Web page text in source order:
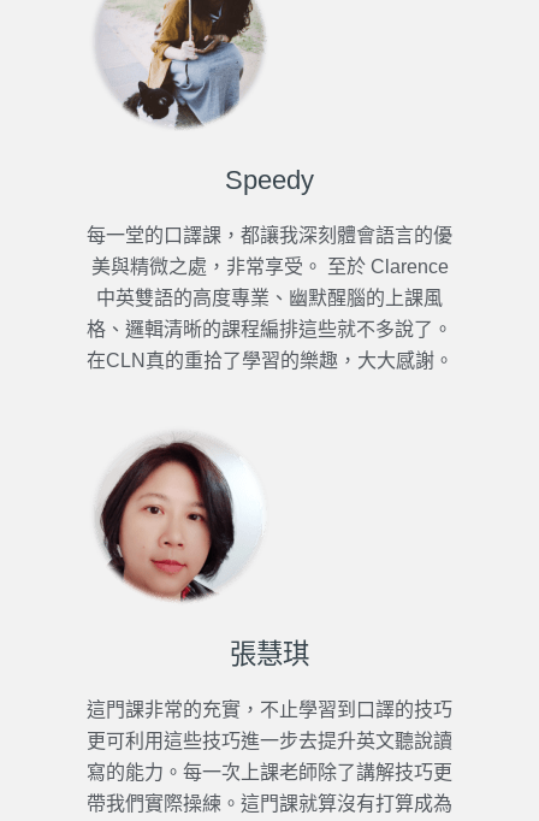
Speedy
每一堂的口譯課，都讓我深刻體會語言的優
美與精微之處，非常享受。 至於 Clarence
中英雙語的高度專業、幽默醒腦的上課風
格、邏輯清晰的課程編排這些就不多說了。
在CLN真的重拾了學習的樂趣，大大感謝。
張慧琪
這門課非常的充實，不止學習到口譯的技巧
更可利用這些技巧進一步去提升英文聽說讀
寫的能力。每一次上課老師除了講解技巧更
帶我們實際操練。這門課就算沒有打算成為